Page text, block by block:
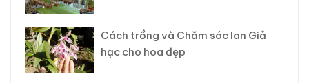
Cách trồng và Chăm sóc lan Giả
hạc cho hoa đẹp